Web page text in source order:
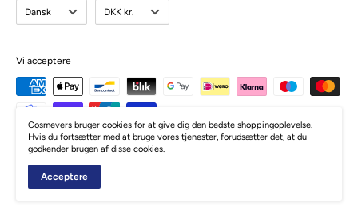
Sprog
Dansk Valuta
DKK kr.
Vi acceptere
© Cosmevers
Drevet af Zormati.dk
Cosmevers bruger cookies for at give dig den bedste shoppingoplevelse.
Hvis du fortsætter med at bruge vores tjenester, forudsætter det, at du
godkender brugen af disse cookies.
Acceptere